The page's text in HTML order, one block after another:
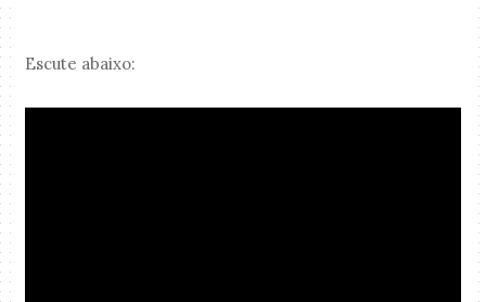
Escute abaixo: